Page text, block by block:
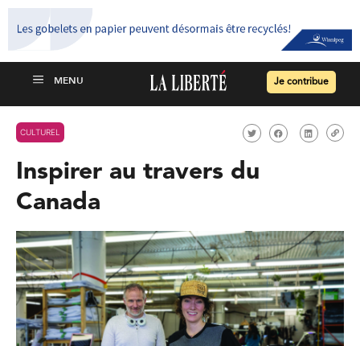
Je contribue
CULTUREL
Inspirer au travers du
Canada